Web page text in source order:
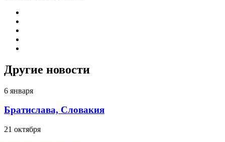
Другие новости
6 января
Братислава, Словакия
21 октября